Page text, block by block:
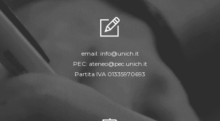
email: info@unich.it
PEC: ateneo@pec.unich.it
Partita IVA 01335970693